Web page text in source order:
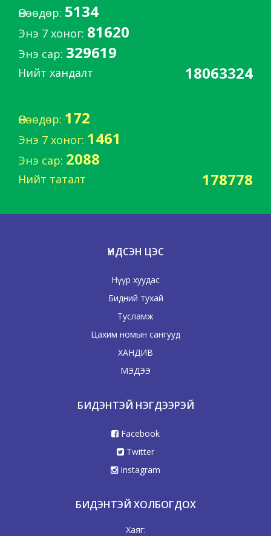
Өнөөдөр: 5134
Энэ 7 хоног: 81620
Энэ сар: 329619
Нийт хандалт 18063324
Өнөөдөр: 172
Энэ 7 хоног: 1461
Энэ сар: 2088
Нийт таталт 178778
ҮНДСЭН ЦЭС
Нүүр хуудас
Бидний тухай
Тусламж
Цахим номын сангууд
ХАНДИВ
МЭДЭЭ
БИДЭНТЭЙ НЭГДЭЭРЭЙ
Facebook
Twitter
Instagram
БИДЭНТЭЙ ХОЛБОГДОХ
Хаяг: